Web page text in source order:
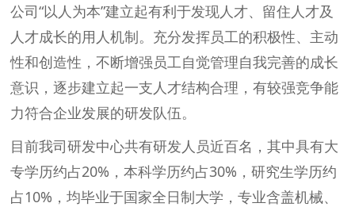
公司“以人为本”建立起有利于发现人才、留住人才及
人才成长的用人机制。充分发挥员工的积极性、主动
性和创造性，不断增强员工自觉管理自我完善的成长
意识，逐步建立起一支人才结构合理，有较强竞争能
力符合企业发展的研发队伍。
目前我司研发中心共有研发人员近百名，其中具有大
专学历约占20%，本科学历约占30%，研究生学历约
占10%，均毕业于国家全日制大学，专业含盖机械、